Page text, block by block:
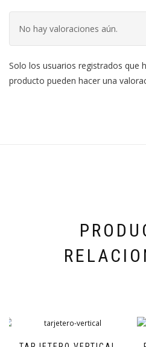
No hay valoraciones aún.
Solo los usuarios registrados que
producto pueden hacer una